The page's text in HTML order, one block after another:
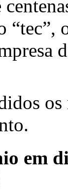
“tec”,
em